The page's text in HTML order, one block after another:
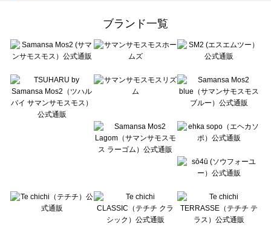
sō4ū（ソウフォーユー）のバッグ一覧
Te chichi（テチチ）のバッグ一覧
Te chichi CLASSIC（テチチ クラシック）のバッグ一覧
Lugnoncure（ルノンキュール）のバッグ一覧
BETTY'S BLUE（べティーズブルー）のバッグ一覧
Wpc.（ワールドパーティー）のバッグ一覧
ブランド一覧